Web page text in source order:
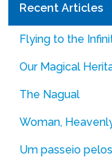
Recent Articles
Flying to the
Our Magical
The Nagual
Woman,
Um passeio